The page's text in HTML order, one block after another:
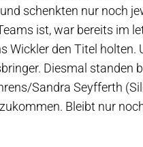
schenkten nur noch
ist, war bereits im
Wickler den Titel holten.
Diesmal standen
Sandra Seyfferth
Bleibt nur